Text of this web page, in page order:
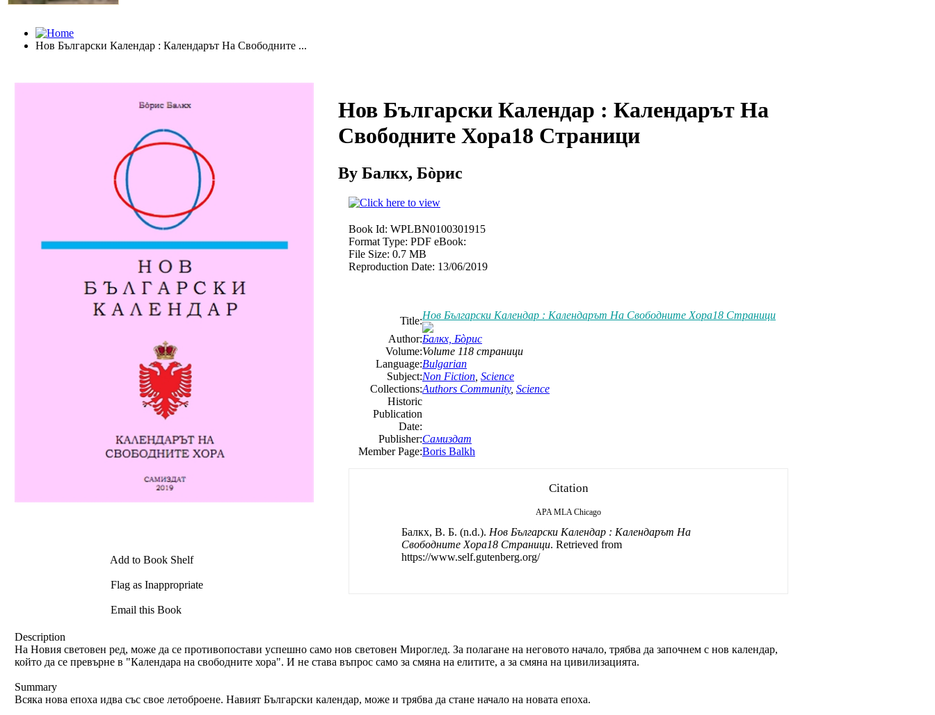
Нов Български Календар : Календарът На Свободните ...
Add to Book Shelf
Flag as Inappropriate
Email this Book
Нов Български Календар : Календарът На
Свободните Хора18 Страници
By Балкх, Бòрис
Book Id: WPLBN0100301915
Format Type: PDF eBook:
File Size: 0.7 MB
Reproduction Date: 13/06/2019
Title:Нов Български Календар : Календарът На Свободните Хора18 Страници
Author:Балкх, Бòрис
Volume:Volume 118 страници
Language:Bulgarian
Subject:Non Fiction Science
Collections:Authors Community, Science
Historic
Publication
Date:
Publisher:Самиздат
Member Page:Boris Balkh
Citation
APA MLA Chicago
Балкх, B. Б. (n.d.). Нов Български Календар : Календарът На
Свободните Хора18 Страници. Retrieved from
https://www.self.gutenberg.org/
Description
На Новия световен ред, може да се противопостави успешно само нов световен Мироглед. За полагане на неговото начало, трябва да започнем с нов календар,
който да се превърне в "Календара на свободните хора". И не става въпрос само за смяна на елитите, а за смяна на цивилизацията.
Summary
Всяка нова епоха идва със свое летоброене. Навият Български календар, може и трябва да стане начало на новата епоха.